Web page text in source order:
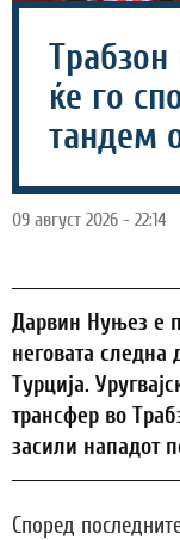
Трабзон
ќе го
тандем
09 август 2026 - 22:14
Дарвин Нуњез е
неговата
Турција.
трансфер во
засили нападот
Според